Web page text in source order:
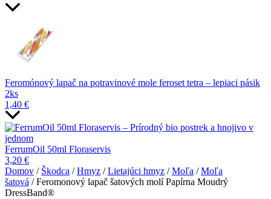
Feromónový lapač na potravinové mole feroset tetra – lepiaci pásik
2ks
1,40 €
FerrumOil 50ml Floraservis
3,20 €
Domov / Škodca /Hmyz /Lietajúci hmyz /Moľa /Moľa
šatová / Feromonový lapač šatových molí Papírna Moudrý
DressBand®